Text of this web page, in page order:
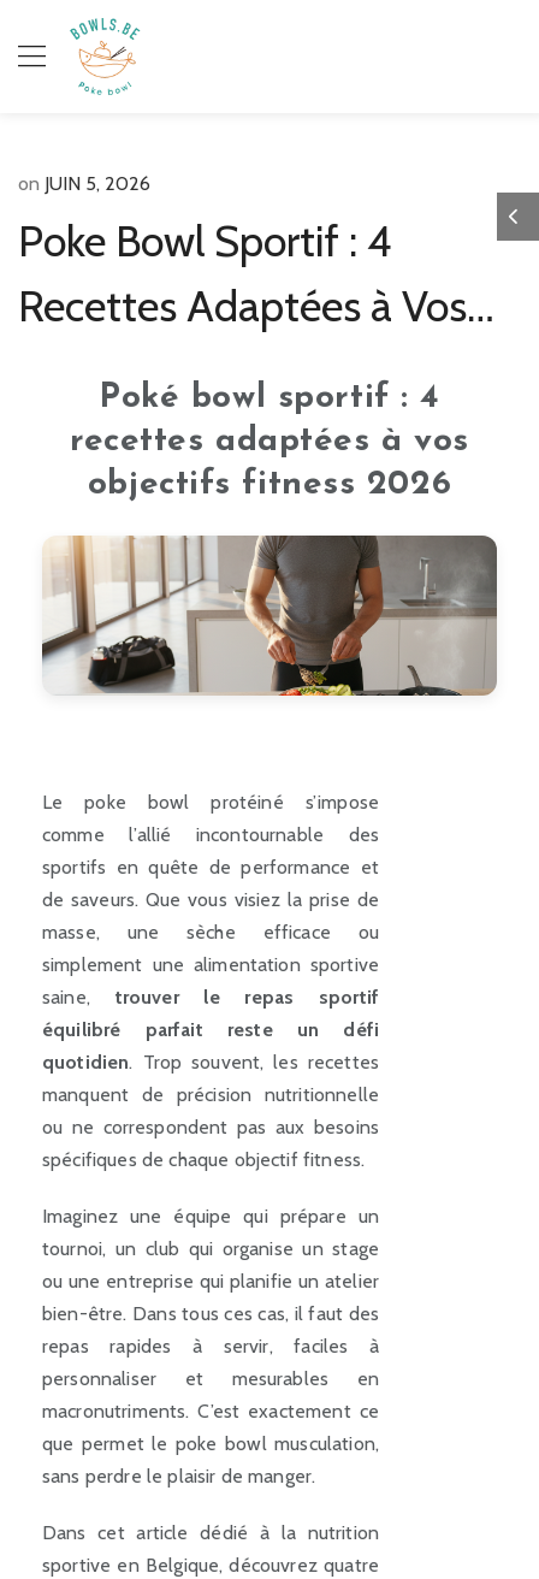
on JUIN 5, 2026
Poke Bowl Sportif : 4
Recettes Adaptées à Vos
Objectifs Fitness 2026
Poké bowl sportif : 4
recettes adaptées à vos
objectifs fitness 2026
Le poke bowl protéiné s’impose
comme l’allié incontournable des
sportifs en quête de performance et
de saveurs. Que vous visiez la prise de
masse, une sèche efficace ou
simplement une alimentation sportive
saine, trouver le repas sportif
équilibré parfait reste un défi
quotidien. Trop souvent, les recettes
manquent de précision nutritionnelle
ou ne correspondent pas aux besoins
spécifiques de chaque objectif fitness.
Imaginez une équipe qui prépare un
tournoi, un club qui organise un stage
ou une entreprise qui planifie un atelier
bien-être. Dans tous ces cas, il faut des
repas rapides à servir, faciles à
personnaliser et mesurables en
macronutriments. C’est exactement ce
que permet le poke bowl musculation,
sans perdre le plaisir de manger.
Dans cet article dédié à la nutrition
sportive en Belgique, découvrez quatre